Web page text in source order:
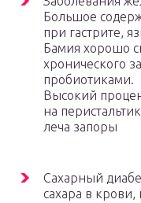
Большое
при гастрите,
Бамия хорошо
хронического
пробиотиками.
Высокий
на
леча запоры
Сахарный
сахара в крови,